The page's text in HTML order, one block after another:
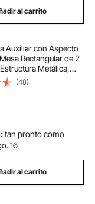
al carrito
Auxiliar con Aspecto
Rectangular de 2
Metálica,
y Capacidad de
Blanca, para Sofá u
59,5 x 48 cm
(48)
tan pronto como
16
al carrito